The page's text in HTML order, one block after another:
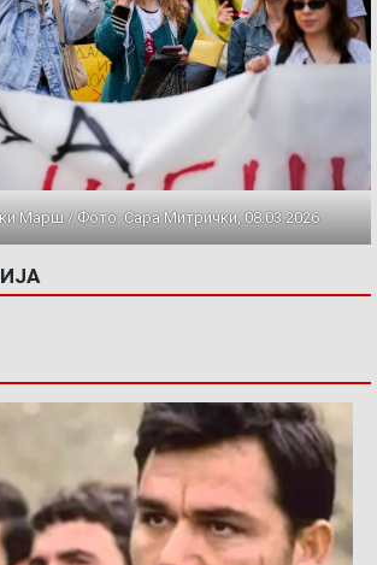
Марш / Фото: Сара Митрички, 08.03.2026